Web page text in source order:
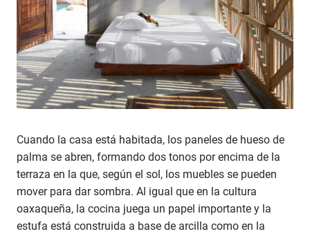
Cuando la casa está habitada, los paneles de hueso de
palma se abren, formando dos tonos por encima de la
terraza en la que, según el sol, los muebles se pueden
mover para dar sombra. Al igual que en la cultura
oaxaqueña, la cocina juega un papel importante y la
estufa está construida a base de arcilla como en la